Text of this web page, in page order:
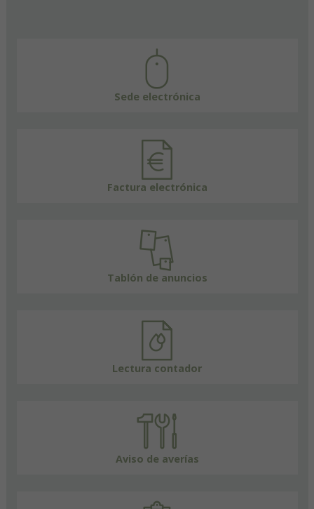
Sede electrónica
Factura electrónica
Tablón de anuncios
Lectura contador
Aviso de averías